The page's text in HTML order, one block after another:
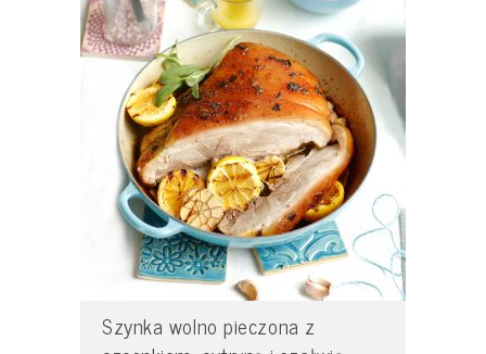
Szynka wolno pieczona z